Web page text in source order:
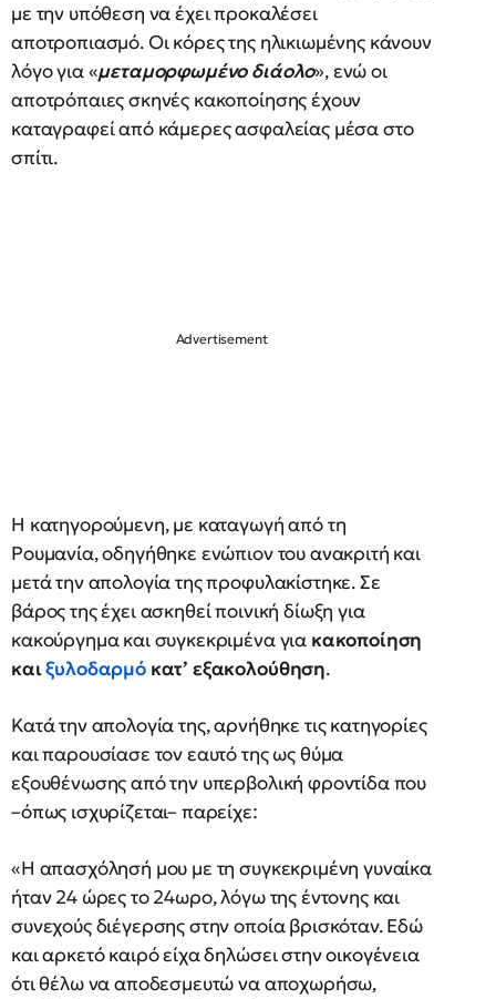
με την υπόθεση να έχει προκαλέσει
αποτροπιασμό. Οι κόρες της ηλικιωμένης κάνουν
λόγο για «μεταμορφωμένο διάολο», ενώ οι
αποτρόπαιες σκηνές κακοποίησης έχουν
καταγραφεί από κάμερες ασφαλείας μέσα στο
σπίτι.
Η κατηγορούμενη, με καταγωγή από τη
Ρουμανία, οδηγήθηκε ενώπιον του ανακριτή και
μετά την απολογία της προφυλακίστηκε. Σε
βάρος της έχει ασκηθεί ποινική δίωξη για
κακούργημα και συγκεκριμένα για κακοποίηση
καιξυλοδαρμόκατ’ εξακολούθηση.
Κατά την απολογία της, αρνήθηκε τις κατηγορίες
και παρουσίασε τον εαυτό της ως θύμα
εξουθένωσης από την υπερβολική φροντίδα που
–όπως ισχυρίζεται– παρείχε:
«Η απασχόλησή μου με τη συγκεκριμένη γυναίκα
ήταν 24 ώρες το 24ωρο, λόγω της έντονης και
συνεχούς διέγερσης στην οποία βρισκόταν. Εδώ
και αρκετό καιρό είχα δηλώσει στην οικογένεια
ότι θέλω να αποδεσμευτώ να αποχωρήσω,